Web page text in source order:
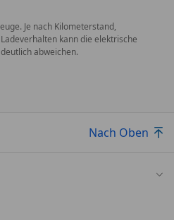
Je nach Kilometerstand,
kann die elektrische
abweichen.
Nach Oben